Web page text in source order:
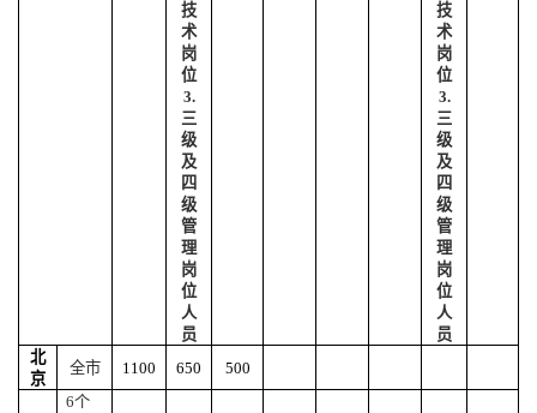
技
术
岗
位
3.
三
级
及
四
级
管
理
岗
位
人
员
技
术
岗
位
3.
三
级
及
四
级
管
理
岗
位
人
员
北
京
全市 1100 650 500
6个